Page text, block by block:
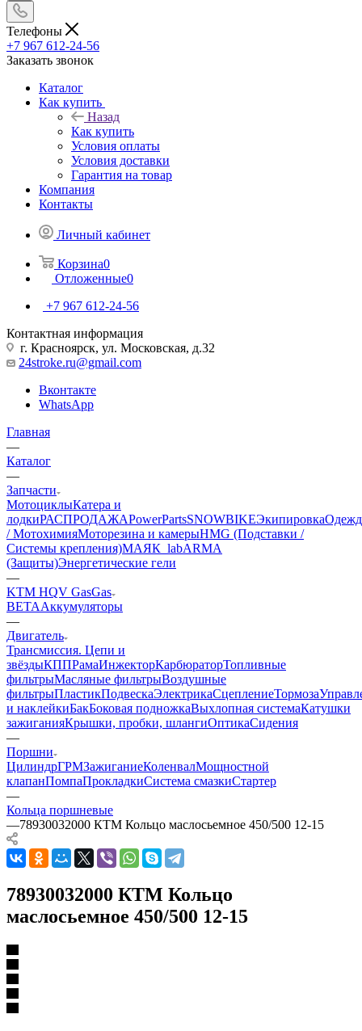
Телефоны
+7 967 612-24-56
Заказать звонок
Каталог
Как купить
Назад
Как купить
Условия оплаты
Условия доставки
Гарантия на товар
Компания
Контакты
Личный кабинет
Корзина0
Отложенные0
+7 967 612-24-56
Контактная информация
г. Красноярск, ул. Московская, д.32
24stroke.ru@gmail.com
Вконтакте
WhatsApp
Главная
—
Каталог
—
Запчасти
МотоциклыКатера и
лодкиРАСПРОДАЖАPowerPartsSNOWBIKEЭкипировка
/ МотохимияМоторезина и камерыHMG (Подставки /
Системы крепления)МАЯК_labARMA
(Защиты)Энергетические гели
—
KTM HQV GasGas
BETAАккумуляторы
—
Двигатель
Трансмиссия. Цепи и
звёздыКППРамаИнжекторКарбюраторТопливные
фильтрыМасляные фильтрыВоздушные
фильтрыПластикПодвескаЭлектрикаСцеплениеТормоза
и наклейкиБакБоковая подножкаВыхлопная системаКатушки
зажиганияКрышки, пробки, шлангиОптикаСидения
—
Поршни
ЦилиндрГРМЗажиганиеКоленвалМощностной
клапанПомпаПрокладкиСистема смазкиСтартер
—
Кольца поршневые
—78930032000 КТМ Кольцо маслосьемное 450/500 12-15
78930032000 КТМ Кольцо
маслосьемное 450/500 12-15